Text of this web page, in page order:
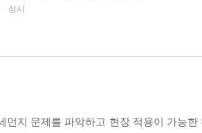
상시
지 문제를 파악하고 현장 적용이 가능